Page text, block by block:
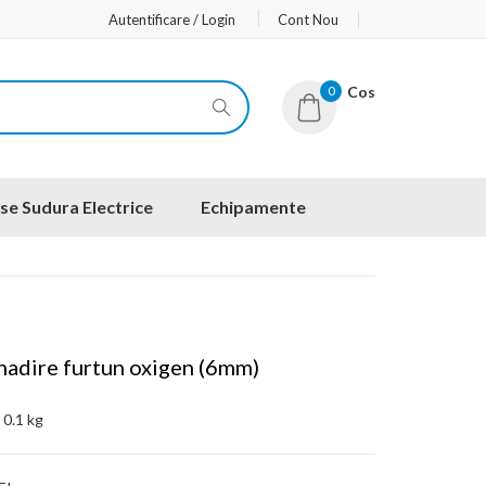
Autentificare / Login Cont Nou
0 Cos
Sudura Electrice Echipamente
furtun oxigen (6mm)
0.1 kg